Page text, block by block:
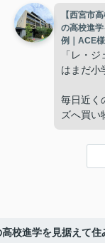
インフィ
ークナー
先との
してくだ
販売活動
ガーデン
した。
子ども
「将来、
れない。
と家族で
インフ
投資家
【西宮市
の高校進
例｜ACE様
「レ・
はまだ小
毎日近く
ズへ買い
年月が
校進学を見据えて住